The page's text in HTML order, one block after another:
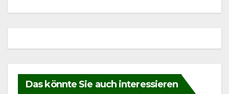
Das könnte Sie auch interessieren